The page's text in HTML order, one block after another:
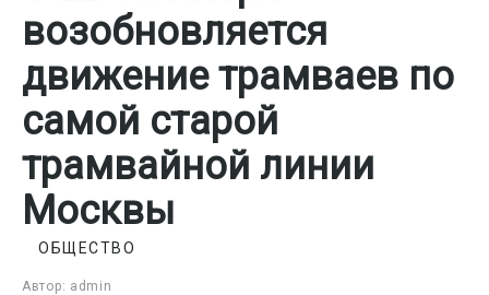
возобновляется
движение трамваев по
самой старой
трамвайной линии
Москвы
Автор: admin
ОБЩЕСТВО